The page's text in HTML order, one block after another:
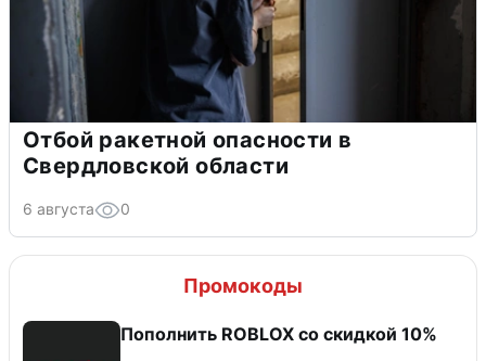
Отбой ракетной опасности в
Свердловской области
6 августа 0
Промокоды
Пополнить ROBLOX со скидкой 10%